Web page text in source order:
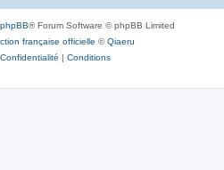
phpBB® Forum Software © phpBB Limited
française officielle ©Qiaeru
Confidentialité | Conditions